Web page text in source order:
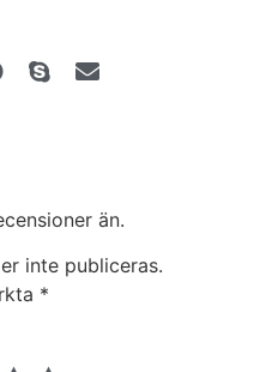
än.
inte publiceras.
*